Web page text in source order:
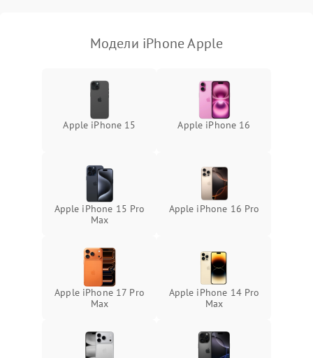
Модели iPhone Apple
Apple iPhone 15 Apple iPhone 16
Apple iPhone 15 Pro
Max
Apple iPhone 16 Pro
Apple iPhone 17 Pro
Max
Apple iPhone 14 Pro
Max